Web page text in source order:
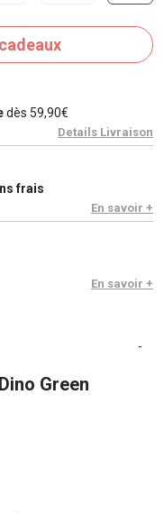
dès 59,90€
Details Livraison
frais
En savoir +
En savoir +
-
Green